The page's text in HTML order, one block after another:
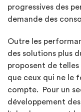
progressives des
demande des
Outre les
des solutions plus
proposent de
que ceux qui ne le
compte. Pour un
développement